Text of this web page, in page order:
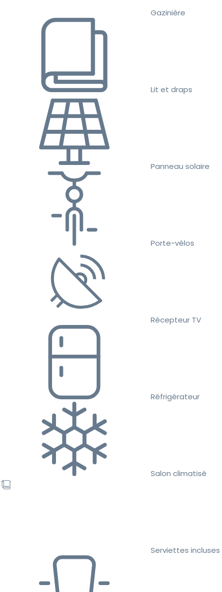
Gazinière
Lit et draps
Panneau solaire
Porte-vélos
Récepteur TV
Réfrigérateur
Salon climatisé
Serviettes incluses